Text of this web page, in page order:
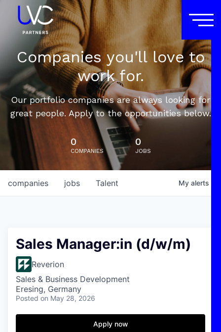
Companies you'll love to
work for.
Our portfolio companies are always looking for
great people. Apply to the opportunities below.
0
COMPANIES
0
JOBS
jobs
companies Talent My alerts
Sales Manager:in (d/w/m)
Reverion
Sales & Business Development
Eresing, Germany
Posted on May 28, 2026
Apply now